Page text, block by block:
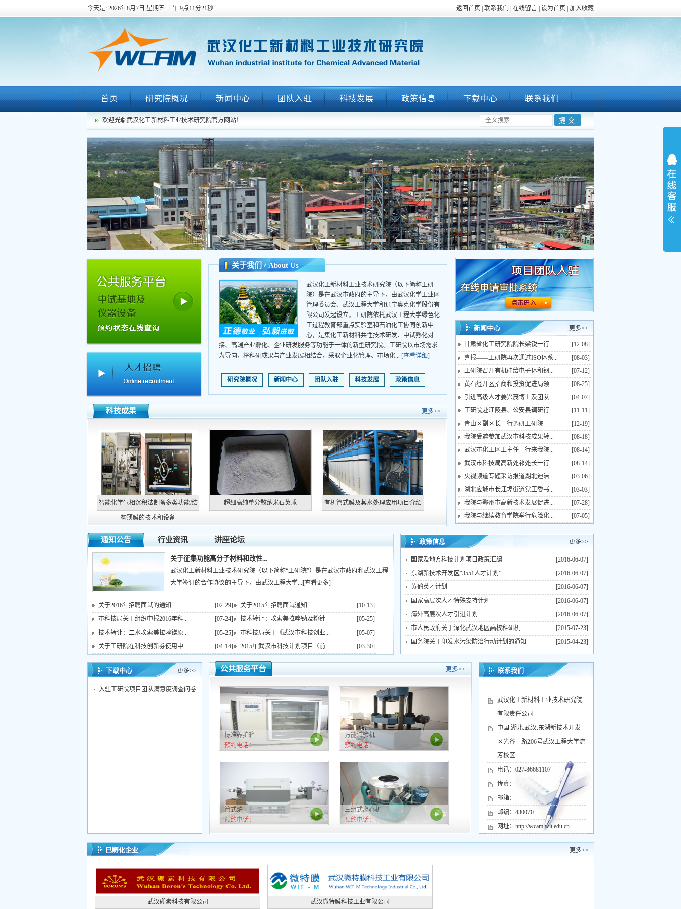
今天是: 2026年8月7日 星期五 上午 9点11分21秒 返回首页 联系我们 在线留言 设为首页 加入收藏
首页 研究院概况 新闻中心 团队入驻 科技发展 政策信息 下载中心 联系我们
欢迎光临武汉化工新材料工业技术研究院官方网站！
关于我们 / About Us
武汉化工新材料工业技术研究院（以下简称工研
院）是在武汉市政府的主导下，由武汉化学工业区
管理委员会、武汉工程大学和辽宁奥克化学股份有
限公司发起设立。工研院依托武汉工程大学绿色化
工过程教育部重点实验室和石油化工协同创新中
心，是集化工新材料共性技术研发、中试熟化对
接、高端产业孵化、企业研发服务等功能于一体的新型研究院。工研院以市场需求
为导向，将科研成果与产业发展相结合，采取企业化管理、市场化... [查看详细]
研究院概况 新闻中心 团队入驻 科技发展 政策信息
科技成果 更多>>
智能化学气相沉积法制备多类功能/结
构薄膜的技术和设备
超细高纯单分散纳米石英球 有机管式膜及其水处理应用项目介绍
新闻中心 更多>>
甘肃省化工研究院院长梁锐一行...
[12-08]
喜报——工研院再次通过ISO体系...
[08-03]
工研院召开有机硅给电子体和钢...
[07-12]
黄石经开区招商和投资促进局领...
[08-25]
引进高级人才姜兴茂博士及团队
[04-07]
工研院赴江陵县、公安县调研行
[11-11]
青山区副区长一行调研工研院
[12-19]
我院受邀参加武汉市科技成果转...
[08-18]
武汉市化工区王主任一行来我院...
[08-14]
武汉市科技局高新处祁处长一行...
[08-14]
央视频道专题采访报道湖北迪洁...
[03-06]
湖北应城市长江埠街道党工委书...
[03-03]
我院与鄂州市高新技术发展促进...
[07-28]
我院与继续教育学院举行危险化...
[07-05]
通知公告 行业资讯 讲座论坛
关于征集功能高分子材料和改性...
武汉化工新材料工业技术研究院（以下简称“工研院”）是在武汉市政府和武汉工程
大学签订的合作协议的主导下，由武汉工程大学...[查看更多]
关于2016年招聘面试的通知 [02-29] 关于2015年招聘面试通知
[10-13]
市科技局关于组织申报2016年科...
[07-24] 技术转让：埃索美拉唑钠及粉针
[05-25]
技术转让：二水埃索美拉唑镁原...
[05-25] 市科技局关于《武汉市科技创业...
[05-07]
关于工研院在科技创新劵使用中...
[04-14] 2015年武汉市科技计划项目（前... [03-30]
政策信息 更多>>
国家及地方科技计划项目政策汇编
[2016-06-07]
东湖新技术开发区“3551人才计划”
[2016-06-07]
黄鹤英才计划
[2016-06-07]
国家高层次人才特殊支持计划
[2016-06-07]
海外高层次人才引进计划
[2016-06-07]
市人民政府关于深化武汉地区高校科研机...
[2015-07-23]
国务院关于印发水污染防治行动计划的通知
[2015-04-23]
下载中心 更多>>
入驻工研院项目团队满意度调查问卷
公共服务平台 更多>>
标准养护箱
预约电话：
万能试验机
预约电话：
管式炉
预约电话：
三组式离心机
预约电话：
联系我们
武汉化工新材料工业技术研究院
有限责任公司
中国.湖北.武汉.东湖新技术开发
区光谷一路206号武汉工程大学流
芳校区
电话：027-86681107
传真：
邮箱：
邮编：430070
网址：http://wcam.wit.edu.cn
已孵化企业 更多>>
武汉硼素科技有限公司 武汉微特膜科技工业有限公司